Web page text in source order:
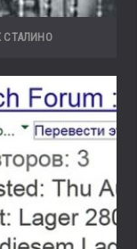
СТАЛИНО